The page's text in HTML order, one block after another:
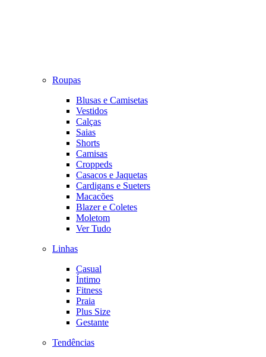
Roupas
Blusas e Camisetas
Vestidos
Calças
Saias
Shorts
Camisas
Croppeds
Casacos e Jaquetas
Cardigans e Sueters
Macacões
Blazer e Coletes
Moletom
Ver Tudo
Linhas
Casual
Íntimo
Fitness
Praia
Plus Size
Gestante
Tendências